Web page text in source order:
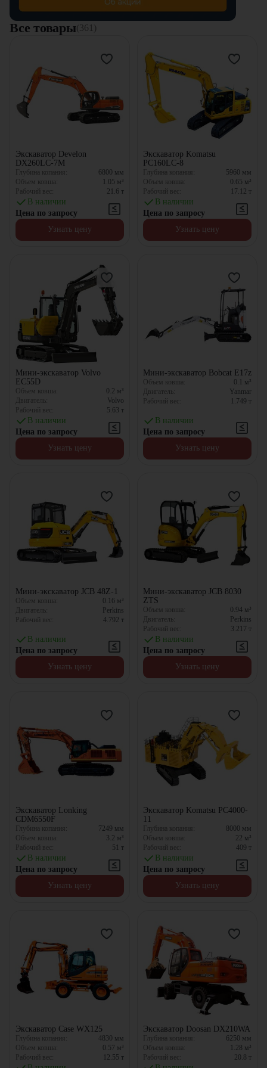
Все товары(361)
Экскаватор Develon
DX260LC-7M
Глубина копания: 6800 мм
Объем ковша:
1.05 м³
Рабочий вес:
21.6 т
В наличии
Цена по запросу
Узнать цену
Экскаватор Komatsu
PC160LC-8
Глубина копания: 5960 мм
Объем ковша:
0.65 м³
Рабочий вес:
17.12 т
В наличии
Цена по запросу
Узнать цену
Мини-экскаватор Volvo
EC55D
Объем ковша: 0.2 м³
Двигатель:
Volvo
Рабочий вес:
5.63 т
В наличии
Цена по запросу
Узнать цену
Мини-экскаватор Bobcat E17z
Объем ковша: 0.1 м³
Двигатель:
Yanmar
Рабочий вес:
1.749 т
В наличии
Цена по запросу
Узнать цену
Мини-экскаватор JCB 48Z-1
Объем ковша: 0.16 м³
Двигатель:
Perkins
Рабочий вес:
4.792 т
В наличии
Цена по запросу
Узнать цену
Мини-экскаватор JCB 8030
ZTS
Объем ковша: 0.94 м³
Двигатель:
Perkins
Рабочий вес:
3.217 т
В наличии
Цена по запросу
Узнать цену
Экскаватор Lonking
CDM6550F
Глубина копания: 7249 мм
Объем ковша:
3.2 м³
Рабочий вес:
51 т
В наличии
Цена по запросу
Узнать цену
Экскаватор Komatsu PC4000-
11
Глубина копания: 8000 мм
Объем ковша:
22 м³
Рабочий вес:
409 т
В наличии
Цена по запросу
Узнать цену
Экскаватор Case WX125
Глубина копания: 4830 мм
Объем ковша:
0.57 м³
Рабочий вес:
12.55 т
Экскаватор Doosan DX210WA
Глубина копания: 6250 мм
Объем ковша:
1.28 м³
Рабочий вес:
20.8 т